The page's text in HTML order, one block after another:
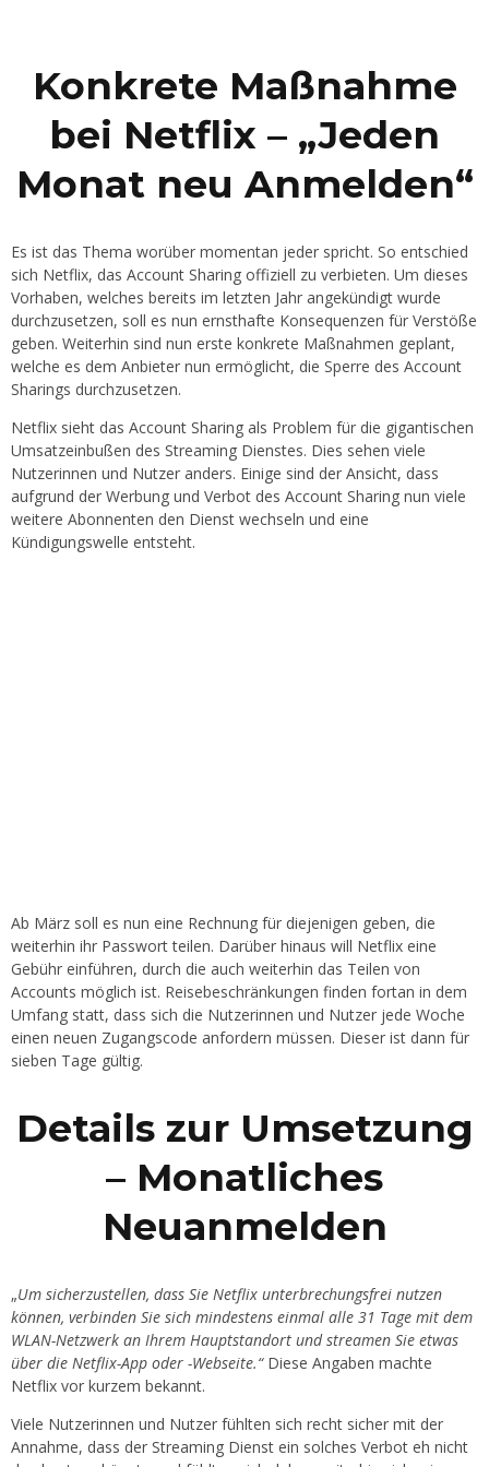
Konkrete Maßnahme
bei Netflix – „Jeden
Monat neu Anmelden“
Es ist das Thema worüber momentan jeder spricht. So entschied
sich Netflix, das Account Sharing offiziell zu verbieten. Um dieses
Vorhaben, welches bereits im letzten Jahr angekündigt wurde
durchzusetzen, soll es nun ernsthafte Konsequenzen für Verstöße
geben. Weiterhin sind nun erste konkrete Maßnahmen geplant,
welche es dem Anbieter nun ermöglicht, die Sperre des Account
Sharings durchzusetzen.
Netflix sieht das Account Sharing als Problem für die gigantischen
Umsatzeinbußen des Streaming Dienstes. Dies sehen viele
Nutzerinnen und Nutzer anders. Einige sind der Ansicht, dass
aufgrund der Werbung und Verbot des Account Sharing nun viele
weitere Abonnenten den Dienst wechseln und eine
Kündigungswelle entsteht.
Ab März soll es nun eine Rechnung für diejenigen geben, die
weiterhin ihr Passwort teilen. Darüber hinaus will Netflix eine
Gebühr einführen, durch die auch weiterhin das Teilen von
Accounts möglich ist. Reisebeschränkungen finden fortan in dem
Umfang statt, dass sich die Nutzerinnen und Nutzer jede Woche
einen neuen Zugangscode anfordern müssen. Dieser ist dann für
sieben Tage gültig.
Details zur Umsetzung
– Monatliches
Neuanmelden
„Um sicherzustellen, dass Sie Netflix unterbrechungsfrei nutzen
können, verbinden Sie sich mindestens einmal alle 31 Tage mit dem
WLAN-Netzwerk an Ihrem Hauptstandort und streamen Sie etwas
über die Netflix-App oder -Webseite.“ Diese Angaben machte
Netflix vor kurzem bekannt.
Viele Nutzerinnen und Nutzer fühlten sich recht sicher mit der
Annahme, dass der Streaming Dienst ein solches Verbot eh nicht